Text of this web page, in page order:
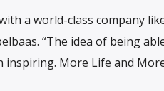
a world-class company
“The idea of being
More Life and